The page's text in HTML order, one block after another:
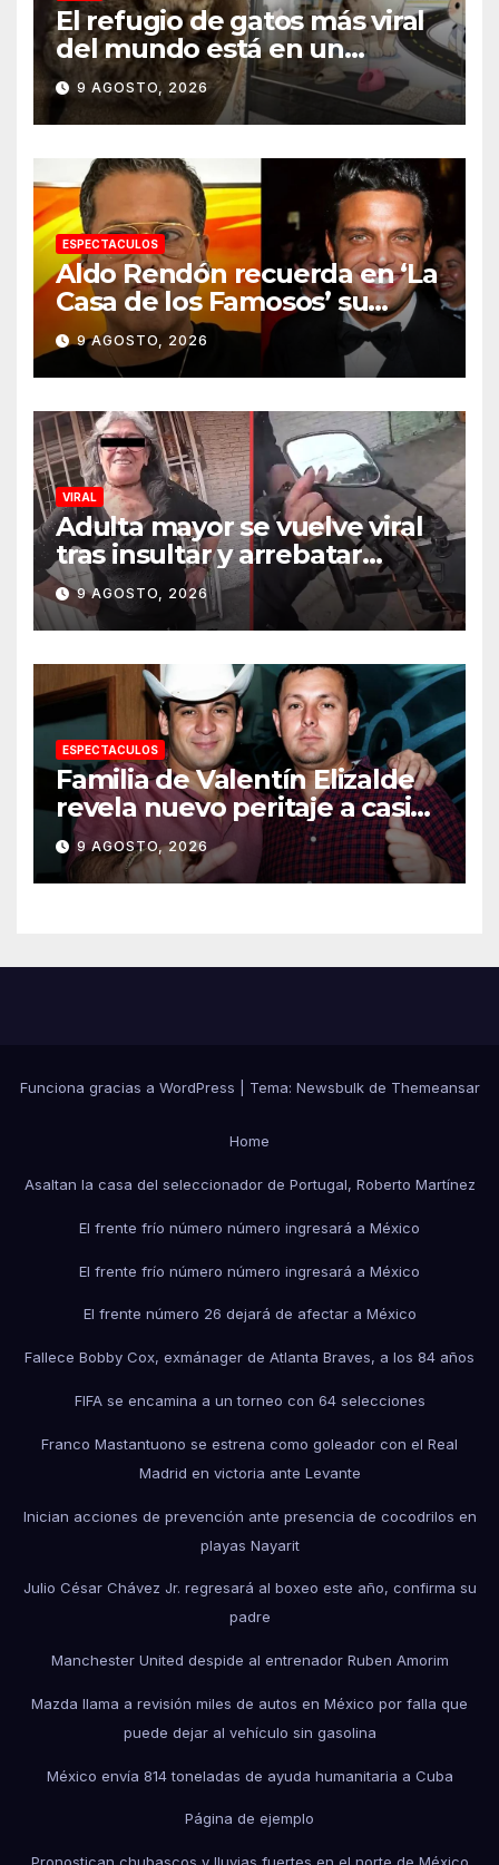
El refugio de gatos más viral
del mundo está en un
aeropuerto internacional y
tiene a tres felinos
patrullando las puertas de
embarque
9 AGOSTO, 2026
ESPECTACULOS
Aldo Rendón recuerda en ‘La
Casa de los Famosos’ su
encuentro con Luis Miguel
9 AGOSTO, 2026
VIRAL
Adulta mayor se vuelve viral
tras insultar y arrebatar
celular a repartidor
9 AGOSTO, 2026
ESPECTACULOS
Familia de Valentín Elizalde
revela nuevo peritaje a casi
20 años de su homîcîdîo
9 AGOSTO, 2026
Funciona gracias a WordPress Tema: Newsbulkde Themeansar
Home
Asaltan la casa del seleccionador de Portugal, Roberto Martínez
El frente frío número número ingresará a México
El frente frío número número ingresará a México
El frente número 26 dejará de afectar a México
Fallece Bobby Cox, exmánager de Atlanta Braves, a los 84 años
FIFA se encamina a un torneo con 64 selecciones
Franco Mastantuono se estrena como goleador con el Real
Madrid en victoria ante Levante
Inician acciones de prevención ante presencia de cocodrilos en
playas Nayarit
Julio César Chávez Jr. regresará al boxeo este año, confirma su
padre
Manchester United despide al entrenador Ruben Amorim
Mazda llama a revisión miles de autos en México por falla que
puede dejar al vehículo sin gasolina
México envía 814 toneladas de ayuda humanitaria a Cuba
Página de ejemplo